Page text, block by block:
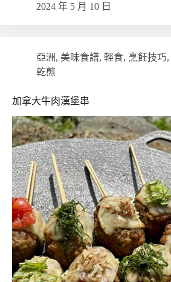
2024 年 5 月 10 日
亞洲, 美味食譜, 輕食, 烹飪技巧,
乾煎
加拿大牛肉漢堡串